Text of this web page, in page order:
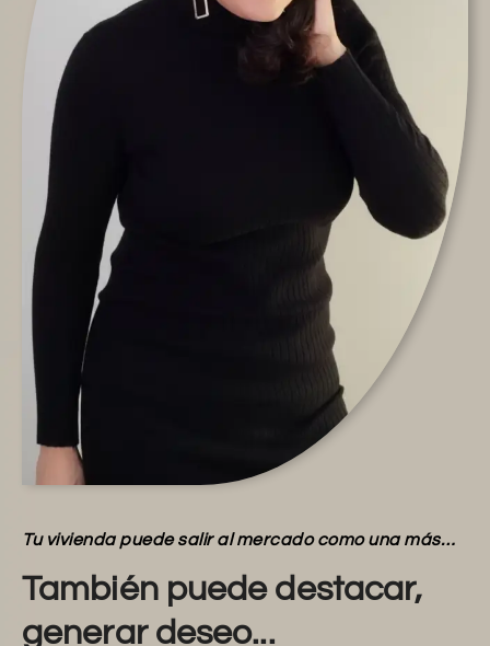
Tu vivienda puede salir al mercado como una más…
También puede destacar,
generar deseo...